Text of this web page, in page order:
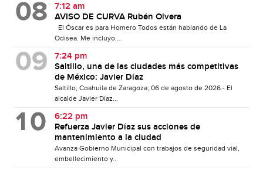
7:12 am
AVISO DE CURVA Rubén Olvera
El Óscar es para Homero Todos están hablando de La
Odisea. Me incluyo....
7:24 pm
Saltillo, una de las ciudades más competitivas
de México: Javier Díaz
Saltillo, Coahuila de Zaragoza; 06 de agosto de 2026.- El
alcalde Javier Díaz...
6:22 pm
Refuerza Javier Díaz sus acciones de
mantenimiento a la ciudad
Avanza Gobierno Municipal con trabajos de seguridad vial,
embellecimiento y...